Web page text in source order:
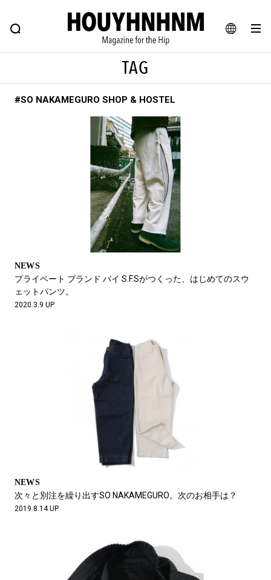
JA
FEATURE BLOG SNAP
ヒップなファッション、カルチャー、ライフスタイルWEBマガジン
#SHOPPING ADDICT #憧れの逸品
#ESSENTIAL DESIGNS #古着サミット
#NEW VINTAGE #マイナーグッド図鑑
#路地裏てぃーん。 #MONTHLY JOURNAL
#GH 銘品の所以 #フイナムのYouTube
#FOCUS IT #AH.H
#FASHION #MUSIC
#LIFESTYLE
#SPORTS
TAG
#SO NAKAMEGURO SHOP & HOSTEL
NEWS
プライベート ブランド バイ S.F.Sがつくった、はじめてのスウ
ェットパンツ。
2020.3.9 UP
NEWS
次々と別注を繰り出すSO NAKAMEGURO。次のお相手は？
2019.8.14 UP